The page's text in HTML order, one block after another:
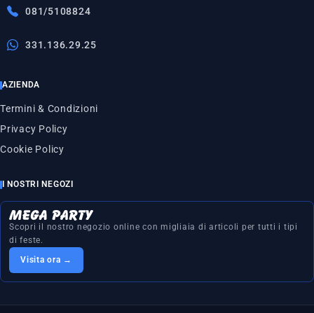
081/5108824
331.136.29.25
AZIENDA
Termini & Condizioni
Privacy Policy
Cookie Policy
I NOSTRI NEGOZI
Scopri il nostro negozio online con migliaia di articoli per tutti i tipi
di feste.
Visita ora →